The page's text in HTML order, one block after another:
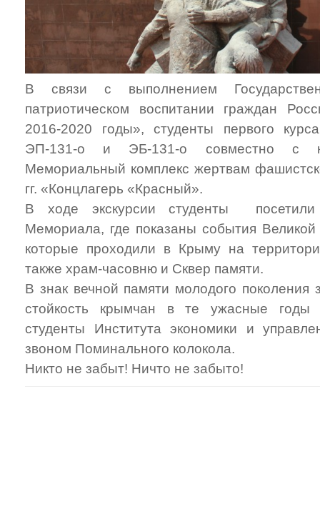
В связи с выполнением
патриотическом воспитании граждан
2016-2020 годы», студенты первого
ЭП-131-о и ЭБ-131-о совместно с
Мемориальный комплекс жертвам
гг. «Концлагерь «Красный».
В ходе экскурсии студенты посетили
Мемориала, где показаны события
которые проходили в Крыму на
также храм-часовню и Сквер памяти.
В знак вечной памяти молодого поколения
стойкость крымчан в те ужасные
студенты Института экономики и
звоном Поминального колокола.
Никто не забыт! Ничто не забыто!